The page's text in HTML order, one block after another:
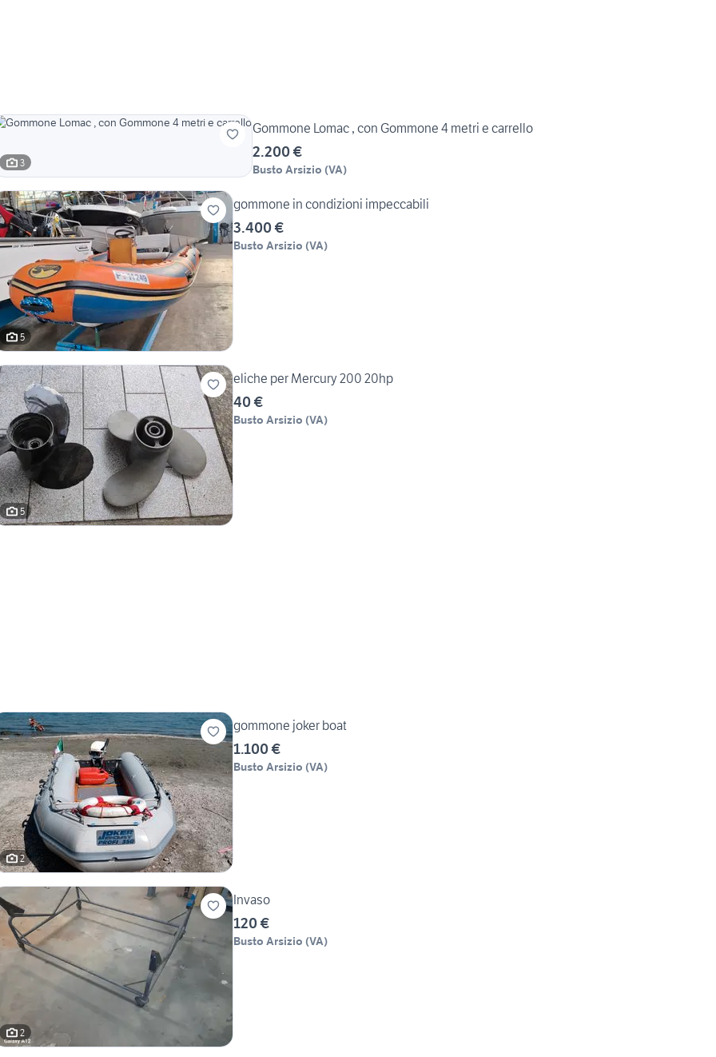
3
Gommone Lomac , con Gommone 4 metri e carrello
2.200 €
Busto Arsizio (VA)
5
gommone in condizioni impeccabili
3.400 €
Busto Arsizio (VA)
5
eliche per Mercury 200 20hp
40 €
Busto Arsizio (VA)
2
gommone joker boat
1.100 €
Busto Arsizio (VA)
2
Invaso
120 €
Busto Arsizio (VA)